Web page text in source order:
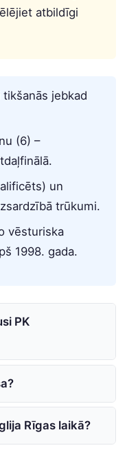
atbildīgi
jebkad
(6) –
un
trūkumi.
vēsturiska
1998. gada.
PK
Rīgas laikā?